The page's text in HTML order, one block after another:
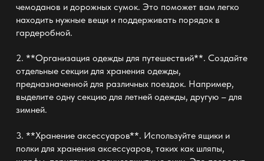
чемоданов и дорожных сумок. Это поможет вам легко
находить нужные вещи и поддерживать порядок в
гардеробной.
2. **Организация одежды для путешествий**. Создайте
отдельные секции для хранения одежды,
предназначенной для различных поездок. Например,
выделите одну секцию для летней одежды, другую – для
зимней.
3. **Хранение аксессуаров**. Используйте ящики и
полки для хранения аксессуаров, таких как шляпы,